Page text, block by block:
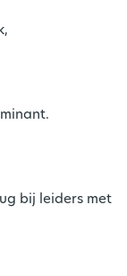
bij leiders met